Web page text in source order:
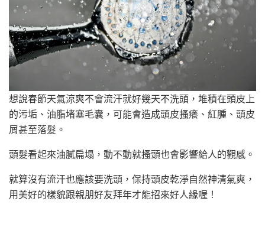
想說春節天氣涼爽不會流汗就好幾天不洗頭，堆積在頭皮上
的污垢、油脂堵塞毛囊，可能會造成頭皮搔癢、紅腫、頭皮
屑甚至落髮。
頭髮看起來油膩扁塌，動不動就搔頭也會影響給人的觀感。
就算沒有流汗也應該要洗頭，保持頭皮乾淨自然神清氣爽，
用美好的樣貌跟親朋好友拜年才能招來好人緣喔！